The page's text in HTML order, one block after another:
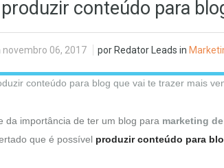
conteúdo para
novembro 06, 2017 por Redator Leads in
da importância de ter um blog para marketing
que é possível produzir conteúdo para